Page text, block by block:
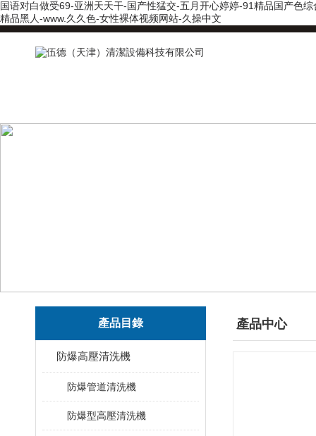
国语对白做受69-亚洲天天干-国产性猛交-五月开心婷婷-91精品国产色
精品黑人-www.久久色-女性裸体视频网站-久操中文
產品目錄
防爆高壓清洗機
防爆管道清洗機
防爆型高壓清洗機
產品中心